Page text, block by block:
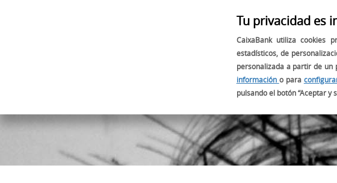
Tu privacidad es
CaixaBank utiliza cookies
estadísticos, de
personalizada a partir de un
información o para
pulsando el botón “Aceptar y